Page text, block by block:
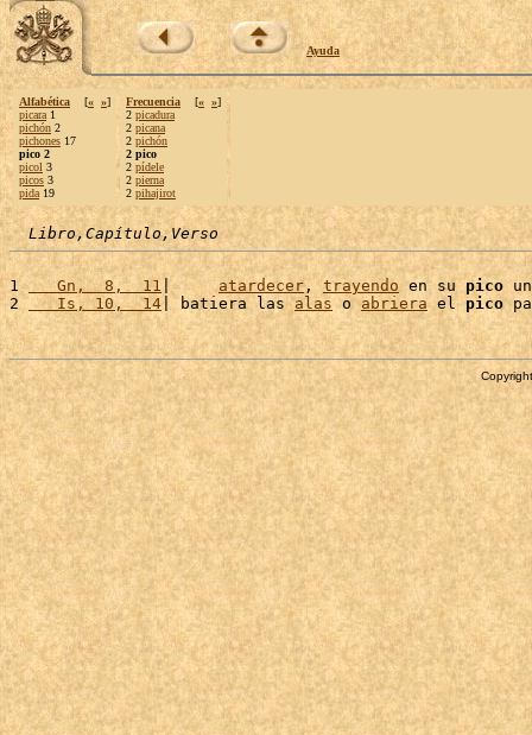
Ayuda
Alfabética [« »]
picara 1
pichón 2
pichones 17
pico 2
picol 3
picos 3
pida 19
Frecuencia [« »]
2 picadura
2 picana
2 pichón
2 pico
2 pídele
2 pierna
2 pihajirot
Libro,Capítulo,Verso
1
   Gn,  8,  11
| atardecer , trayendo en su pico
2
   Is, 10,  14
| batiera las alas o abriera el pico